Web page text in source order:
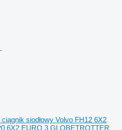
ciągnik siodłowy Volvo FH12 6X2
6X2 EURO 3 GLOBETROTTER